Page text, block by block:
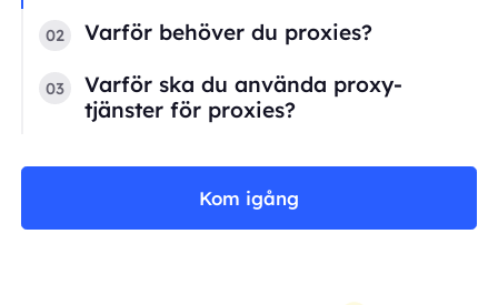
02 Varför behöver du proxies?
03
Varför ska du använda proxy-
tjänster för proxies?
Kom igång